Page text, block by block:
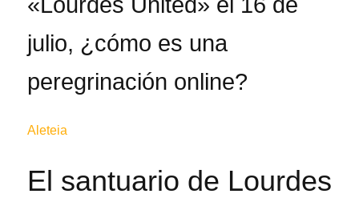
julio, ¿cómo es una
peregrinación online?
Aleteia
El santuario de Lourdes